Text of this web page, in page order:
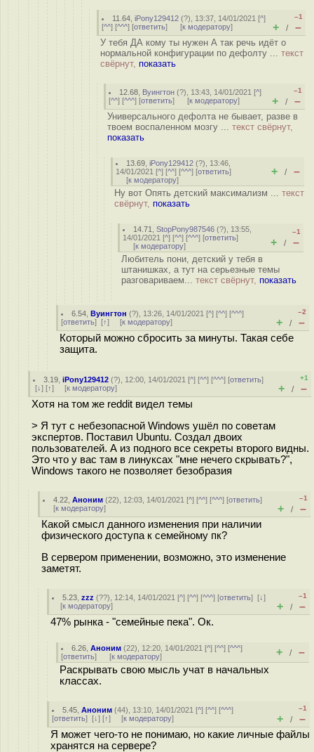
11.64 ,iPony129412 (?), 13:37, 14/01/2021 [^]
[^^] [^^^] [ответить] [к модератору]
–1
+ / –
У тебя ДА кому ты нужен А так речь идёт о
нормальной конфигурации по дефолту ... текст
свёрнут, показать
12.68 Вуингтон (?), 13:43, 14/01/2021 [^]
[^^] [^^^] [ответить] [к модератору]
–1
+ / –
Универсального дефолта не бывает, разве в
твоем воспаленном мозгу ... текст свёрнут,
показать
13.69 ,iPony129412 (?), 13:46,
14/01/2021 [^] [^^] [^^^] [ответить]
[к модератору]
+ / –
Ну вот Опять детский максимализм ... текст
свёрнут, показать
14.71 ,StopPony987546 (?), 13:55,
14/01/2021 [^] [^^] [^^^] [ответить]
[к модератору]
–1
+ / –
Любитель пони, детский у тебя в
штанишках, а тут на серьезные темы
разговариваем... текст свёрнут, показать
6.54 ,Вуингтон (?), 13:26, 14/01/2021 [^] [^^] [^^^]
[ответить] [↑] [к модератору]
–2
+ / –
Который можно сбросить за минуты. Такая себе
защита.
3.19 ,iPony129412 (?), 12:00, 14/01/2021 [^] [^^] [^^^] [ответить]
[↓] [↑] [к модератору]
+1
+ / –
Хотя на том же reddit видел темы
> Я тут с небезопасной Windows ушёл по советам
экспертов. Поставил Ubuntu. Создал двоих
пользователей. А из подного все секреты второго видны.
Это что у вас там в линуксах "мне нечего скрывать?",
Windows такого не позволяет безобразия
4.22 ,Аноним (22), 12:03, 14/01/2021 [^] [^^] [^^^] [ответить]
[к модератору]
–1
+ / –
Какой смысл данного изменения при наличии
физического доступа к семейному пк?
В сервером применении, возможно, это изменение
заметят.
5.23 ,zzz (??), 12:14, 14/01/2021 [^] [^^] [^^^] [ответить][↓]
[к модератору]
–1
+ / –
47% рынка - "семейные пека". Ок.
6.26 ,Аноним (22), 12:20, 14/01/2021 [^] [^^] [^^^]
[ответить] [к модератору] + / –
Раскрывать свою мысль учат в начальных
классах.
5.45 ,Аноним (44), 13:10, 14/01/2021 [^] [^^] [^^^]
[ответить] [↓] [↑] [к модератору]
–1
+ / –
Я может чего-то не понимаю, но какие личные файлы
хранятся на сервере?